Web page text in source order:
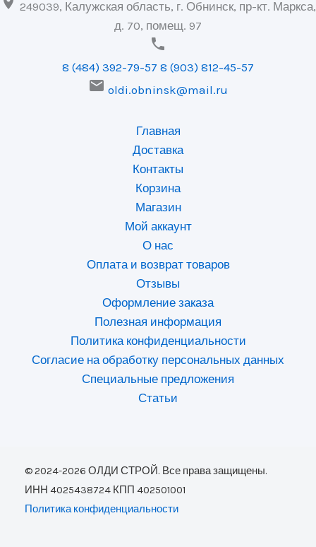
249039, Калужская область, г. Обнинск, пр-кт. Маркса,
д. 70, помещ. 97

8 (484) 392-79-57 8 (903) 812-45-57
 oldi.obninsk@mail.ru
Главная
Доставка
Контакты
Корзина
Магазин
Мой аккаунт
О нас
Оплата и возврат товаров
Отзывы
Оформление заказа
Полезная информация
Политика конфиденциальности
Согласие на обработку персональных данных
Специальные предложения
Статьи
© 2024-2026 ОЛДИ СТРОЙ. Все права защищены.
ИНН 4025438724 КПП 402501001
Политика конфиденциальности